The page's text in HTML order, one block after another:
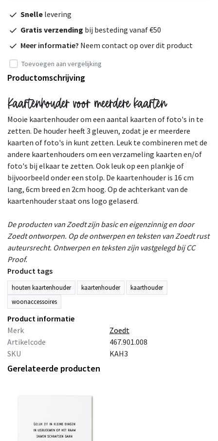
Snelle levering
Gratis verzending bij besteding vanaf €50
Meer informatie? Neem contact op over dit product
Toevoegen aan vergelijking
Productomschrijving
Kaartenhouder voor meerdere kaarten
Mooie kaartenhouder om een aantal kaarten of foto's in te
zetten. De houder heeft 3 gleuven, zodat je er meerdere
kaarten of foto's in kunt zetten. Leuk te combineren met de
andere kaartenhouders om een verzameling kaarten en/of
foto's bij elkaar te zetten. Ook leuk op een plankje of
bijvoorbeeld onder een stolp. De kaartenhouder is 16 cm
lang, 6cm breed en 2cm hoog. Op de achterkant van de
kaartenhouder staat ons logo gelaserd.
De producten van Zoedt zijn basic en eigenzinnig en door
Zoedt ontworpen. Op de ontwerpen en teksten van Zoedt rust
auteursrecht. Ontwerpen en teksten zijn vastgelegd bij CC
Proof.
Product tags
houten kaartenhouder kaartenhouder
kaarthouder
woonaccessoires
Product informatie
Merk
Zoedt
Artikelcode
467.901.008
SKU
KAH3
Gerelateerde producten